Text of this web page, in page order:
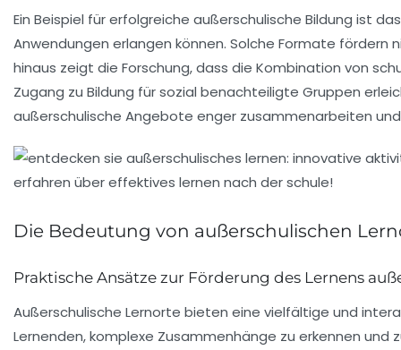
Ein Beispiel für erfolgreiche außerschulische Bildung ist
Anwendungen erlangen können. Solche Formate
hinaus zeigt die Forschung, dass die Kombination von
Zugang zu Bildung für sozial benachteiligte Gruppen
außerschulische Angebote enger zusammenarbeiten
Die Bedeutung von außerschulischen
Praktische Ansätze zur Förderung des Lernens
Außerschulische Lernorte bieten eine vielfältige und
Lernenden,komplexe Zusammenhänge zu erkennen und